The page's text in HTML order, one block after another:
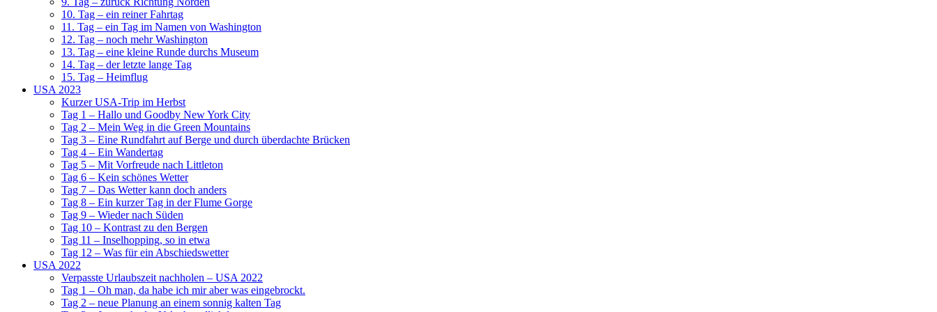
10. Tag – ein reiner Fahrtag
11. Tag – ein Tag im Namen von Washington
12. Tag – noch mehr Washington
13. Tag – eine kleine Runde durchs Museum
14. Tag – der letzte lange Tag
15. Tag – Heimflug
USA 2023
Kurzer USA-Trip im Herbst
Tag 1 – Hallo und Goodby New York City
Tag 2 – Mein Weg in die Green Mountains
Tag 3 – Eine Rundfahrt auf Berge und durch überdachte Brücken
Tag 4 – Ein Wandertag
Tag 5 – Mit Vorfreude nach Littleton
Tag 6 – Kein schönes Wetter
Tag 7 – Das Wetter kann doch anders
Tag 8 – Ein kurzer Tag in der Flume Gorge
Tag 9 – Wieder nach Süden
Tag 10 – Kontrast zu den Bergen
Tag 11 – Inselhopping, so in etwa
Tag 12 – Was für ein Abschiedswetter
USA 2022
Verpasste Urlaubszeit nachholen – USA 2022
Tag 1 – Oh man, da habe ich mir aber was eingebrockt.
Tag 2 – neue Planung an einem sonnig kalten Tag